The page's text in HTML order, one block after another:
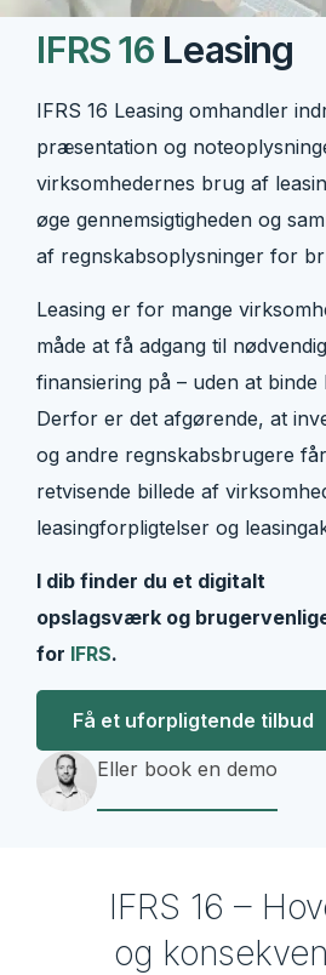
IFRS 16 Leasing
IFRS 16 Leasing omhandler
præsentation og
virksomhedernes brug af
øge gennemsigtigheden og
af regnskabsoplysninger for
Leasing er for mange
måde at få adgang til
finansiering på – uden at binde
Derfor er det afgørende, at
og andre regnskabsbrugere
retvisende billede af
leasingforpligtelser og
I dib finder du et digitalt
opslagsværk og
for IFRS.
Få et uforpligtende tilbud
Eller book en demo
IFRS 16 –
og